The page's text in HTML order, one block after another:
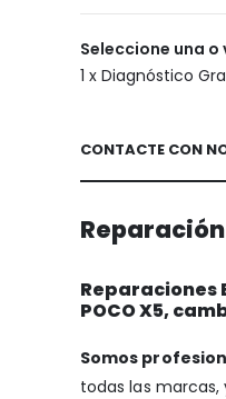
Seleccione una
1 x Diagnóstico
CONTACTE CON
Reparaciones
POCO X5,
Somos
todas las